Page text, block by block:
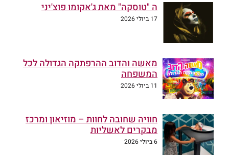
ה "טוסקה" מאת ג'אקומו פוצ'יני
17 ביולי 2026
מאשה והדוב ההרפתקה הגדולה לכל
המשפחה
11 ביולי 2026
חוויה שחובה לחוות – מוזיאון ומרכז
מבקרים לאשליות
6 ביולי 2026